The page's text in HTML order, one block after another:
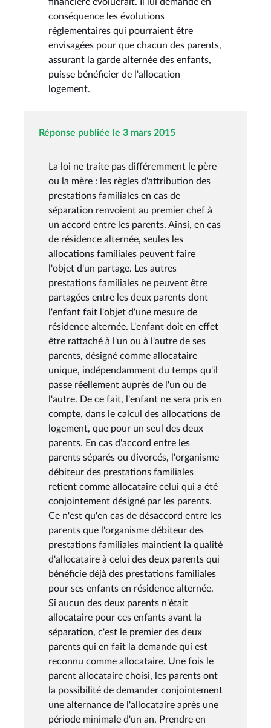
conséquence les évolutions
réglementaires qui pourraient être
envisagées pour que chacun des parents,
assurant la garde alternée des enfants,
puisse bénéficier de l'allocation
logement.
Réponse publiée le 3 mars 2015
La loi ne traite pas différemment le père
ou la mère : les règles d'attribution des
prestations familiales en cas de
séparation renvoient au premier chef à
un accord entre les parents. Ainsi, en cas
de résidence alternée, seules les
allocations familiales peuvent faire
l'objet d'un partage. Les autres
prestations familiales ne peuvent être
partagées entre les deux parents dont
l'enfant fait l'objet d'une mesure de
résidence alternée. L'enfant doit en effet
être rattaché à l'un ou à l'autre de ses
parents, désigné comme allocataire
unique, indépendamment du temps qu'il
passe réellement auprès de l'un ou de
l'autre. De ce fait, l'enfant ne sera pris en
compte, dans le calcul des allocations de
logement, que pour un seul des deux
parents. En cas d'accord entre les
parents séparés ou divorcés, l'organisme
débiteur des prestations familiales
retient comme allocataire celui qui a été
conjointement désigné par les parents.
Ce n'est qu'en cas de désaccord entre les
parents que l'organisme débiteur des
prestations familiales maintient la qualité
d'allocataire à celui des deux parents qui
bénéficie déjà des prestations familiales
pour ses enfants en résidence alternée.
Si aucun des deux parents n'était
allocataire pour ces enfants avant la
séparation, c'est le premier des deux
parents qui en fait la demande qui est
reconnu comme allocataire. Une fois le
parent allocataire choisi, les parents ont
la possibilité de demander conjointement
une alternance de l'allocataire après une
période minimale d'un an. Prendre en